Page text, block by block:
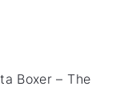
Boxer – The